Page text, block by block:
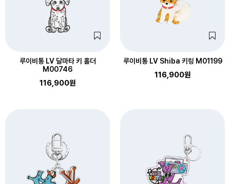
루이비통 LV 달마타 키 홀더
M00746
116,900원
루이비통 LV Shiba 키링 M01199
116,900원